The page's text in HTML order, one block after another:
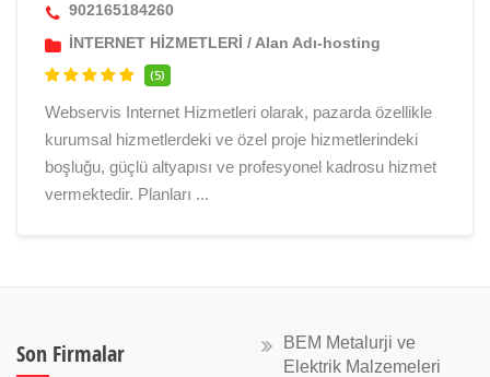
902165184260
İNTERNET HİZMETLERİ / Alan Adı-hosting
(5)
Webservis Internet Hizmetleri olarak, pazarda özellikle
kurumsal hizmetlerdeki ve özel proje hizmetlerindeki
boşluğu, güçlü altyapısı ve profesyonel kadrosu hizmet
vermektedir. Planları ...
Son Firmalar
BEM Metalurji ve
Elektrik Malzemeleri